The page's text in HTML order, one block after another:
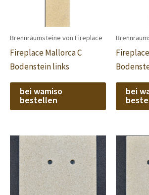
Brennraumsteine von Fireplace
Fireplace Mallorca C
Bodenstein links
bei wamiso
bestellen
bei